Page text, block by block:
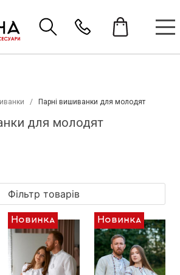
Парні вишиванки для молодят
для молодят
Фільтр товарів
Новинка Новинка